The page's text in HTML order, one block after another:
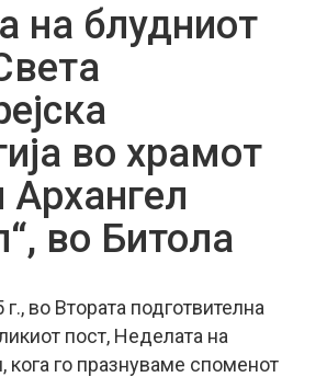
на блудниот
во храмот
Архангел
во Битола
во Втората подготвителна
пост, Неделата на
кога го празнуваме споменот